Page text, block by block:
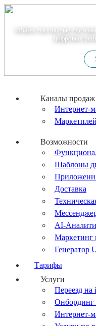
inSales стал частью
цифровых
Каналы продаж
Интернет-
Возможности
Шаблоны
Доставка
AI-
Маркетинг
Генератор
Тарифы
Услуги
Переезд на
Онбординг
Интернет-